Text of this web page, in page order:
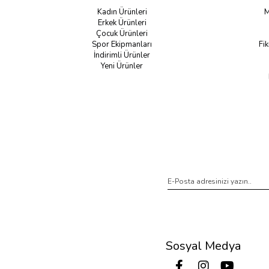
Kadın Ürünleri
Erkek Ürünleri
Çocuk Ürünleri
Spor Ekipmanları
İndirimli Ürünler
Yeni Ürünler
Sosyal Medya